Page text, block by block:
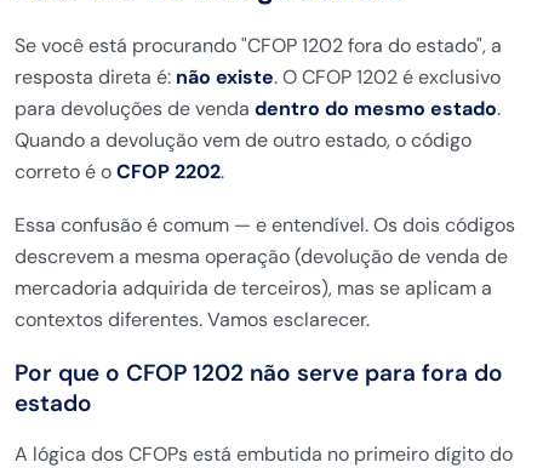
Se você está procurando "CFOP 1202 fora do estado", a
resposta direta é: não existe. O CFOP 1202 é exclusivo
para devoluções de venda dentro do mesmo estado.
Quando a devolução vem de outro estado, o código
correto é oCFOP 2202.
Essa confusão é comum — e entendível. Os dois códigos
descrevem a mesma operação (devolução de venda de
mercadoria adquirida de terceiros), mas se aplicam a
contextos diferentes. Vamos esclarecer.
Por que o CFOP 1202 não serve para fora do
estado
A lógica dos CFOPs está embutida no primeiro dígito do